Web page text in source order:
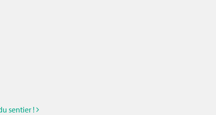
sentier !